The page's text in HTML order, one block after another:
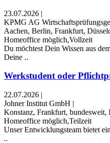
23.07.2026 |
KPMG AG
Aachen, Berlin, Frankfurt,
Homeoffice möglich,Vollzeit
Du möchtest Dein Wissen aus
Deine ..
Werkstudent oder
22.07.2026 |
Johner Institut GmbH |
Konstanz, Frankfurt, bundesweit,
Homeoffice möglich,Teilzeit
Unser Entwicklungsteam bietet
..